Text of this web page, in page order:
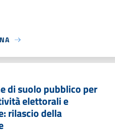
di suolo pubblico per
elettorali e
rilascio della